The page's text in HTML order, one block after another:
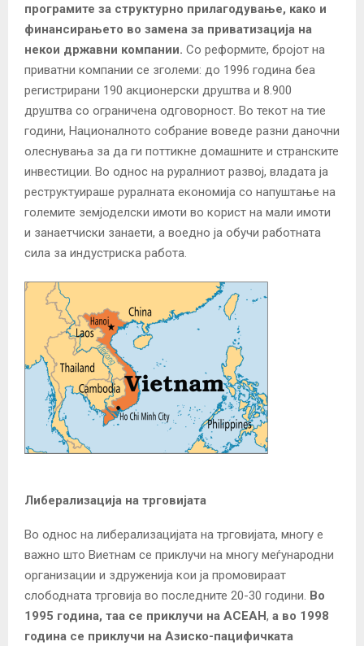
програмите за структурно прилагодување, како и
финансирањето во замена за приватизација на
некои државни компании. Со реформите, бројот на
приватни компании се зголеми: до 1996 година беа
регистрирани 190 акционерски друштва и 8.900
друштва со ограничена одговорност. Во текот на тие
години, Националното собрание воведе разни даночни
олеснувања за да ги поттикне домашните и странските
инвестиции. Во однос на руралниот развој, владата ја
реструктуираше руралната економија со напуштање на
големите земјоделски имоти во корист на мали имоти
и занаетчиски занаети, а воедно ја обучи работната
сила за индустриска работа.
Либерализација на трговијата
Во однос на либерализацијата на трговијата, многу е
важно што Виетнам се приклучи на многу меѓународни
организации и здруженија кои ја промовираат
слободната трговија во последните 20-30 години. Во
1995 година, таа се приклучи на АСЕАН, а во 1998
година се приклучи на Азиско-пацифичката